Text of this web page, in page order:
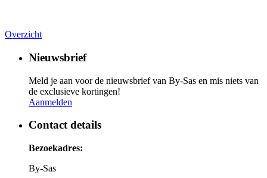
Overzicht
Nieuwsbrief
Meld je aan voor de nieuwsbrief van By-Sas en mis niets van
de exclusieve kortingen!
Aanmelden
Contact details
Bezoekadres:
By-Sas